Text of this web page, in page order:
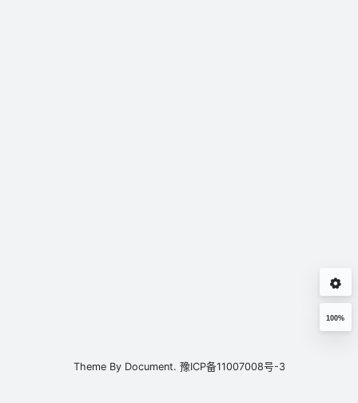
100%
Theme By Document. 豫ICP备11007008号-3